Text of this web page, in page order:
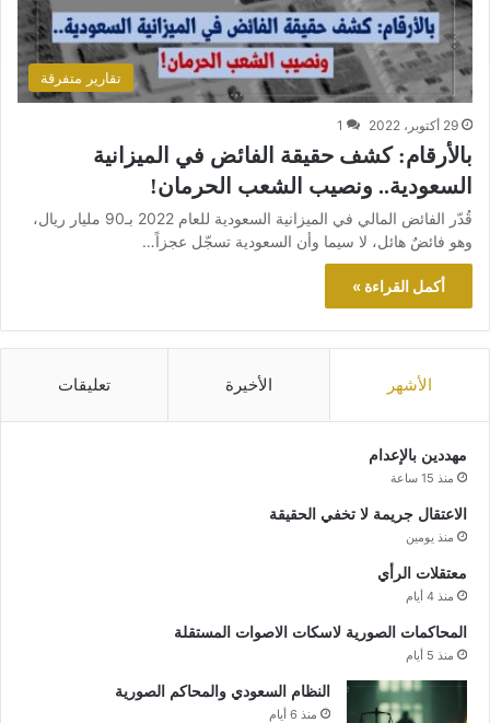
تقارير متفرقة
29 أكتوبر، 2022 1
بالأرقام: كشف حقيقة الفائض في الميزانية
السعودية.. ونصيب الشعب الحرمان!
قُدّر الفائض المالي في الميزانية السعودية للعام 2022 بـ90 مليار ريال،
وهو فائضٌ هائل، لا سيما وأن السعودية تسجّل عجزاً…
أكمل القراءة »
الأشهر الأخيرة تعليقات
مهددين بالإعدام
منذ 15 ساعة
الاعتقال جريمة لا تخفي الحقيقة
منذ يومين
معتقلات الرأي
منذ 4 أيام
المحاكمات الصورية لاسكات الاصوات المستقلة
منذ 5 أيام
النظام السعودي والمحاكم الصورية
منذ 6 أيام